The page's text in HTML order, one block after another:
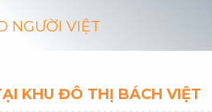
NGƯỜI VIỆT
KHU ĐÔ THỊ BÁCH VIỆT